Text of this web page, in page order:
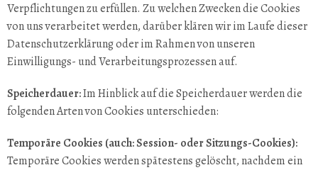
Verpflichtungen zu erfüllen. Zu welchen Zwecken die Cookies
von uns verarbeitet werden, darüber klären wir im Laufe dieser
Datenschutzerklärung oder im Rahmen von unseren
Einwilligungs- und Verarbeitungsprozessen auf.
Speicherdauer:Im Hinblick auf die Speicherdauer werden die
folgenden Arten von Cookies unterschieden:
Temporäre Cookies (auch: Session- oder Sitzungs-Cookies):
Temporäre Cookies werden spätestens gelöscht, nachdem ein